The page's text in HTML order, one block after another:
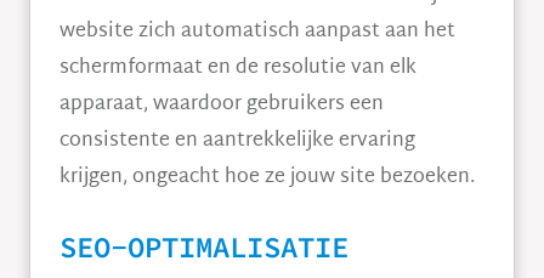
website zich automatisch aanpast aan het
schermformaat en de resolutie van elk
apparaat, waardoor gebruikers een
consistente en aantrekkelijke ervaring
krijgen, ongeacht hoe ze jouw site bezoeken.
SEO-OPTIMALISATIE